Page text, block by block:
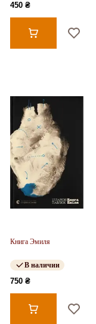
450 ₴
Книга Эмиля
В наличии
750 ₴